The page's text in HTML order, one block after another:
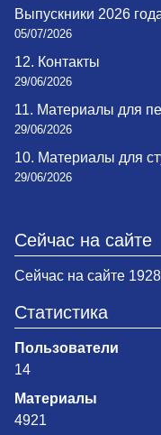
Выпускники 2026
05/07/2026
12. Контакты
29/06/2026
11. Материалы для
29/06/2026
10. Материалы для
29/06/2026
Сейчас на сайте
Сейчас на сайте
Статистика
Пользователи
14
Материалы
4921